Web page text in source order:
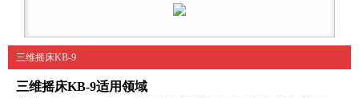
三维摇床KB-9
三维摇床KB-9适用领域